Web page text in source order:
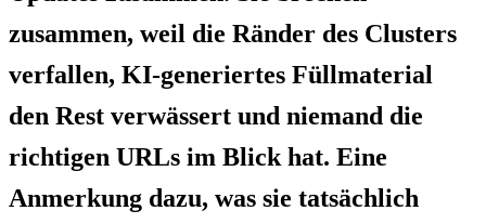
zusammen, weil die Ränder des Clusters
verfallen, KI-generiertes Füllmaterial
den Rest verwässert und niemand die
richtigen URLs im Blick hat. Eine
Anmerkung dazu, was sie tatsächlich